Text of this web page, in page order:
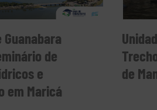
Guanabara
de
e
em Maricá
de